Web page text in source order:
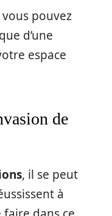
pouvez
d’une
espace
de
, il se peut
à